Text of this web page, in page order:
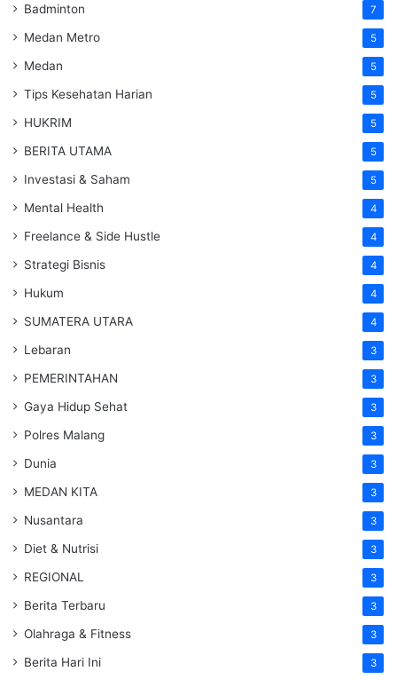
Badminton 7
Medan Metro 5
Medan 5
Tips Kesehatan Harian 5
HUKRIM 5
BERITA UTAMA 5
Investasi & Saham 5
Mental Health 4
Freelance & Side Hustle 4
Strategi Bisnis 4
Hukum 4
SUMATERA UTARA 4
Lebaran 3
PEMERINTAHAN 3
Gaya Hidup Sehat 3
Polres Malang 3
Dunia 3
MEDAN KITA 3
Nusantara 3
Diet & Nutrisi 3
REGIONAL 3
Berita Terbaru 3
Olahraga & Fitness 3
Berita Hari Ini 3